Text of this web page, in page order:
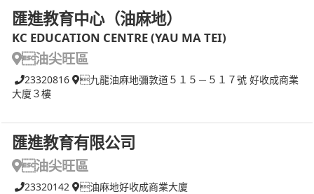
匯進教育中心（油麻地）
KC EDUCATION CENTRE (YAU MA TEI)
油尖旺區
23320816
九龍油麻地彌敦道５１５－５１７號 好收成商業
大廈３樓
匯進教育有限公司
油尖旺區
23320142 油麻地好收成商業大廈